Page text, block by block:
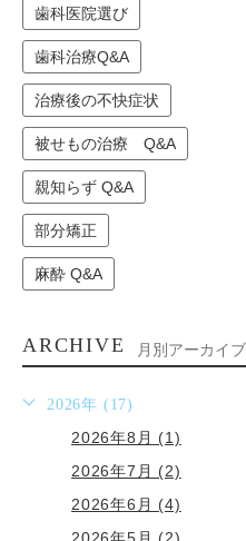
歯科医院選び
歯科治療Q&A
治療後の不快症状
被せもの治療 Q&A
親知らず Q&A
部分矯正
麻酔 Q&A
ARCHIVE 月別アーカイブ
2026年 (17)
2026年8月 (1)
2026年7月 (2)
2026年6月 (4)
2026年5月 (2)